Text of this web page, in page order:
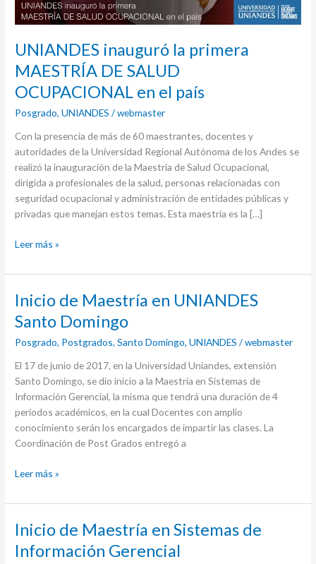
UNIANDES inauguró la primera
MAESTRÍA DE SALUD
OCUPACIONAL en el país
Posgrado,UNIANDES /webmaster
Con la presencia de más de 60 maestrantes, docentes y
autoridades de la Universidad Regional Autónoma de los Andes se
realizó la inauguración de la Maestría de Salud Ocupacional,
dirigida a profesionales de la salud, personas relacionadas con
seguridad ocupacional y administración de entidades públicas y
privadas que manejan estos temas. Esta maestría es la […]
el
país
Leer más »
Inicio de Maestría en UNIANDES
Santo Domingo
Posgrado, Postgrados,Santo Domingo,UNIANDES /webmaster
El 17 de junio de 2017, en la Universidad Uniandes, extensión
Santo Domingo, se dio inicio a la Maestría en Sistemas de
Información Gerencial, la misma que tendrá una duración de 4
períodos académicos, en la cual Docentes con amplio
conocimiento serán los encargados de impartir las clases. La
Coordinación de Post Grados entregó a
Inicio
Maestría
en
Leer más »
Inicio de Maestría en Sistemas de
Información Gerencial
Inicio
Maestría